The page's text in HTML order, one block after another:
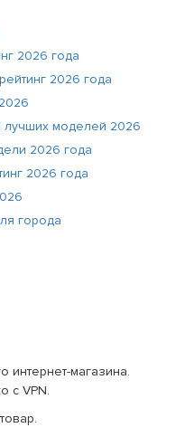
2026 года
2026 года
лучших моделей 2026
2026 года
2026 года
города
интернет-магазина.
с VPN.